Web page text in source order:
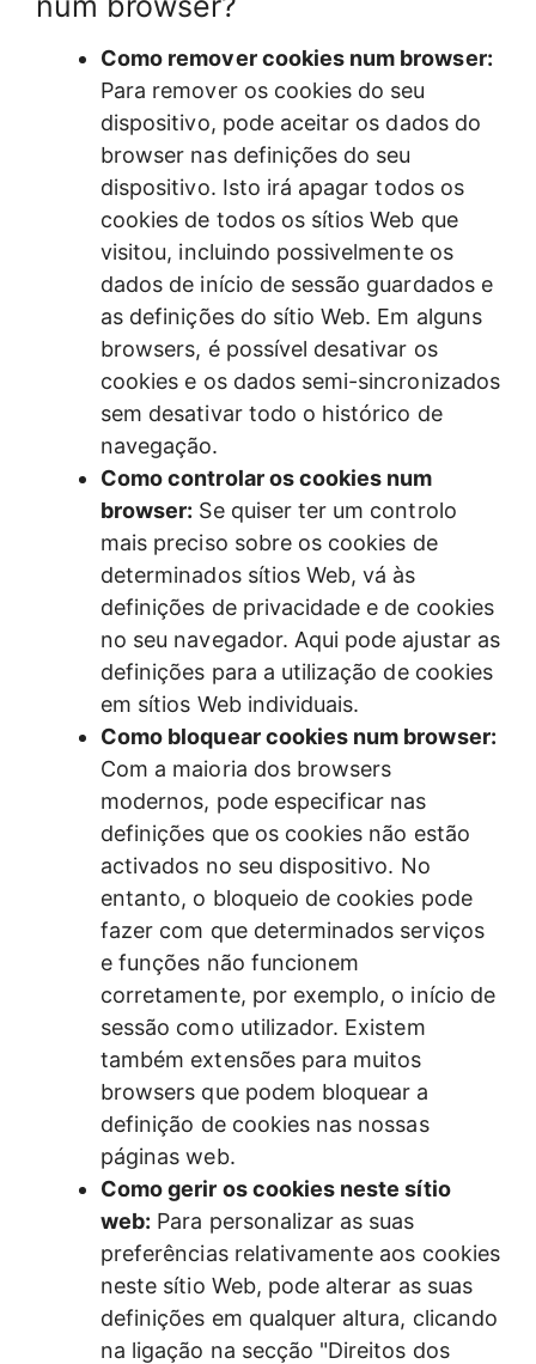
Como remover cookies num browser:
Para remover os cookies do seu
dispositivo, pode aceitar os dados do
browser nas definições do seu
dispositivo. Isto irá apagar todos os
cookies de todos os sítios Web que
visitou, incluindo possivelmente os
dados de início de sessão guardados e
as definições do sítio Web. Em alguns
browsers, é possível desativar os
cookies e os dados semi-sincronizados
sem desativar todo o histórico de
navegação.
Como controlar os cookies num
browser: Se quiser ter um controlo
mais preciso sobre os cookies de
determinados sítios Web, vá às
definições de privacidade e de cookies
no seu navegador. Aqui pode ajustar as
definições para a utilização de cookies
em sítios Web individuais.
Como bloquear cookies num browser:
Com a maioria dos browsers
modernos, pode especificar nas
definições que os cookies não estão
activados no seu dispositivo. No
entanto, o bloqueio de cookies pode
fazer com que determinados serviços
e funções não funcionem
corretamente, por exemplo, o início de
sessão como utilizador. Existem
também extensões para muitos
browsers que podem bloquear a
definição de cookies nas nossas
páginas web.
Como gerir os cookies neste sítio
web: Para personalizar as suas
preferências relativamente aos cookies
neste sítio Web, pode alterar as suas
definições em qualquer altura, clicando
na ligação na secção "Direitos dos